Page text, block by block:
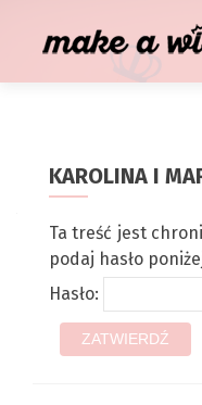
KAROLINA I
Ta treść jest
podaj hasło
Hasło: